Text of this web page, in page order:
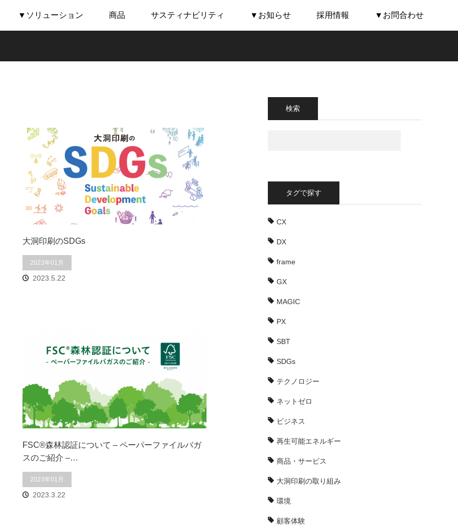
▼ソリューション 商品 サスティナビリティ ▼お知らせ 採用情報 ▼お問合わせ
大洞印刷のSDGs
2023年01月
2023.5.22
FSC®︎森林認証について – ペーパーファイルバガ
スのご紹介 –…
2023年01月
2023.3.22
検索
タグで探す
CX
DX
frame
GX
MAGIC
PX
SBT
SDGs
テクノロジー
ネットゼロ
ビジネス
再生可能エネルギー
商品・サービス
大洞印刷の取り組み
環境
顧客体験